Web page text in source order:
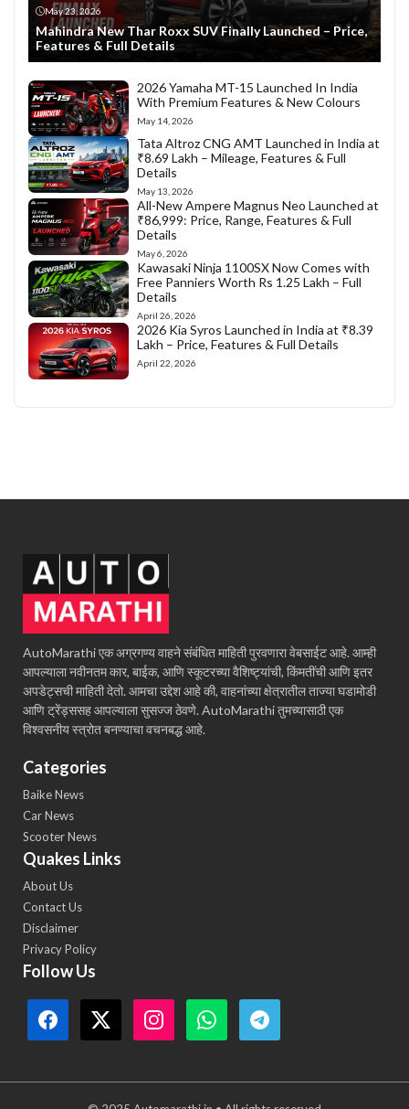
May 23, 2026
Mahindra New Thar Roxx SUV Finally Launched – Price,
Features & Full Details
2026 Yamaha MT-15 Launched In India
With Premium Features & New Colours
May 14, 2026
Tata Altroz CNG AMT Launched in India at
₹8.69 Lakh – Mileage, Features & Full
Details
May 13, 2026
All-New Ampere Magnus Neo Launched at
₹86,999: Price, Range, Features & Full
Details
May 6, 2026
Kawasaki Ninja 1100SX Now Comes with
Free Panniers Worth Rs 1.25 Lakh – Full
Details
April 26, 2026
2026 Kia Syros Launched in India at ₹8.39
Lakh – Price, Features & Full Details
April 22, 2026
AutoMarathi एक अग्रगण्य वाहने संबंधित माहिती पुरवणारा वेबसाईट आहे. आम्ही
आपल्याला नवीनतम कार, बाईक, आणि स्कूटरच्या वैशिष्ट्यांची, किंमतींची आणि इतर
अपडेट्सची माहिती देतो. आमचा उद्देश आहे की, वाहनांच्या क्षेत्रातील ताज्या घडामोडी
आणि ट्रेंड्ससह आपल्याला सुसज्ज ठेवणे. AutoMarathi तुमच्यासाठी एक
विश्वसनीय स्त्रोत बनण्याचा वचनबद्ध आहे.
Categories
Baike News
Car News
Scooter News
Quakes Links
About Us
Contact Us
Disclaimer
Privacy Policy
Follow Us